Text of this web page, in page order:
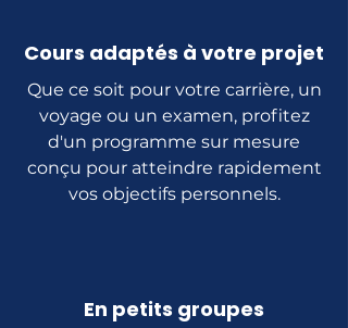
Cours adaptés à votre projet
Que ce soit pour votre carrière, un
voyage ou un examen, profitez
d'un programme sur mesure
conçu pour atteindre rapidement
vos objectifs personnels.
En petits groupes